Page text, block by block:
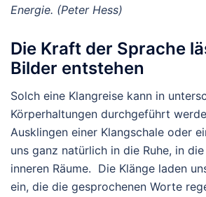
Energie. (Peter Hess)
Die Kraft der Sprache
Bilder entstehen
Solch eine Klangreise kann in
Körperhaltungen durchgeführt
Ausklingen einer Klangschale oder
uns ganz natürlich in die Ruhe, in
inneren Räume. Die Klänge laden
ein, die die gesprochenen Worte